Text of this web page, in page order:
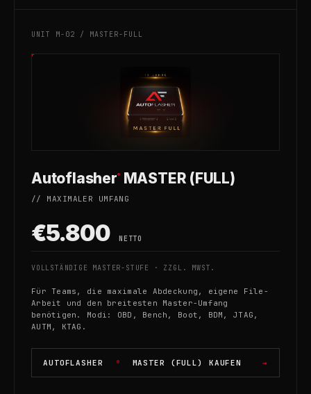
UNIT M-02 / MASTER-FULL
Autoflasher®MASTER (FULL)
// MAXIMALER UMFANG
€5.800 NETTO
VOLLSTÄNDIGE MASTER-STUFE · ZZGL. MWST.
Für Teams, die maximale Abdeckung, eigene File-
Arbeit und den breitesten Master-Umfang
benötigen. Modi: OBD, Bench, Boot, BDM, JTAG,
AUTM, KTAG.
AUTOFLASHER ® MASTER (FULL) KAUFEN